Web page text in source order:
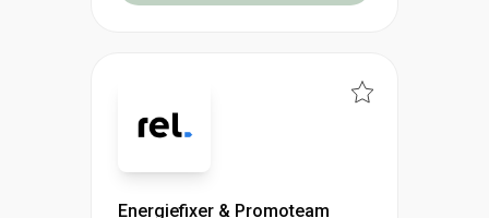
Energiefixer & Promoteam